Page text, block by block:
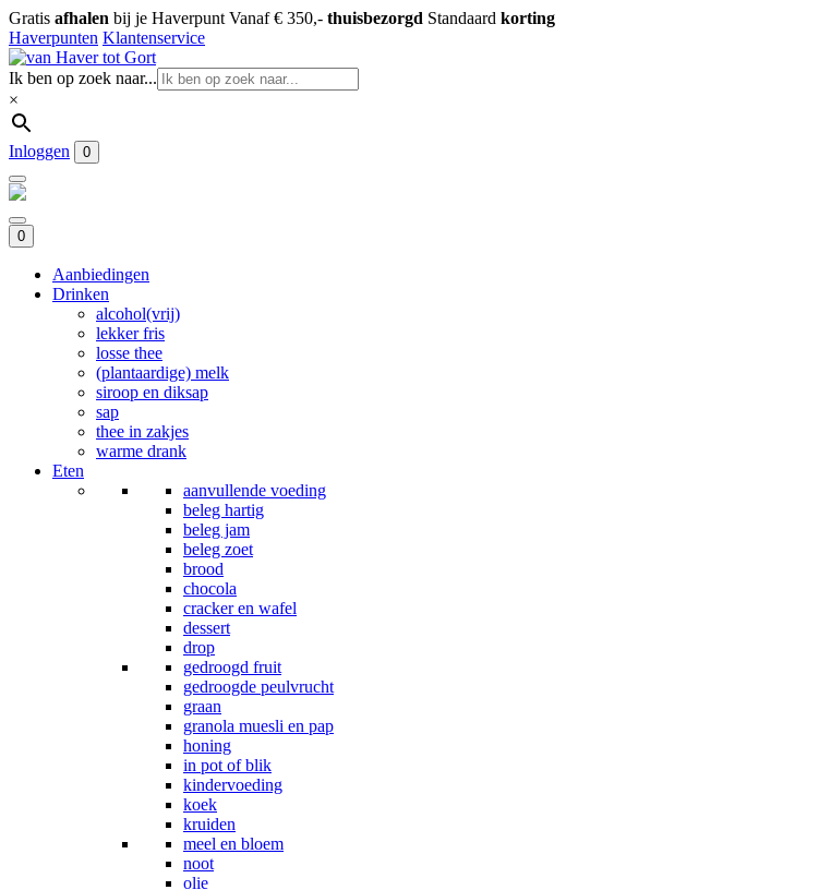
Gratis afhalen bij je Haverpunt Vanaf € 350,- thuisbezorgd Standaard korting
Haverpunten Klantenservice
Ik ben op zoek naar...
×
Inloggen 0
0
Aanbiedingen
Drinken
alcohol(vrij)
lekker fris
losse thee
(plantaardige) melk
siroop en diksap
sap
thee in zakjes
warme drank
Eten
aanvullende voeding
beleg hartig
beleg jam
beleg zoet
brood
chocola
cracker en wafel
dessert
drop
gedroogd fruit
gedroogde peulvrucht
graan
granola muesli en pap
honing
in pot of blik
kindervoeding
koek
kruiden
meel en bloem
noot
olie